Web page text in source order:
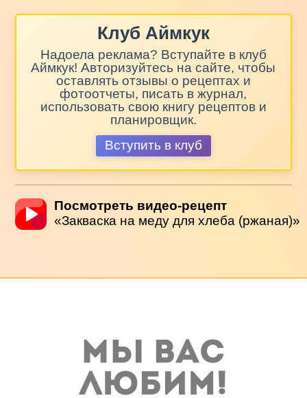
Клуб Аймкук
Надоела реклама? Вступайте в клуб
Аймкук! Авторизуйтесь на сайте, чтобы
оставлять отзывы о рецептах и
фотоотчеты, писать в журнал,
использовать свою книгу рецептов и
планировщик.
Вступить в клуб
Посмотреть видео-рецепт
«Закваска на меду для хлеба (ржаная)»